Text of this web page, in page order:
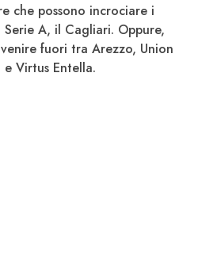
che possono incrociare i
A, il Cagliari. Oppure,
fuori tra Arezzo, Union
e Virtus Entella.